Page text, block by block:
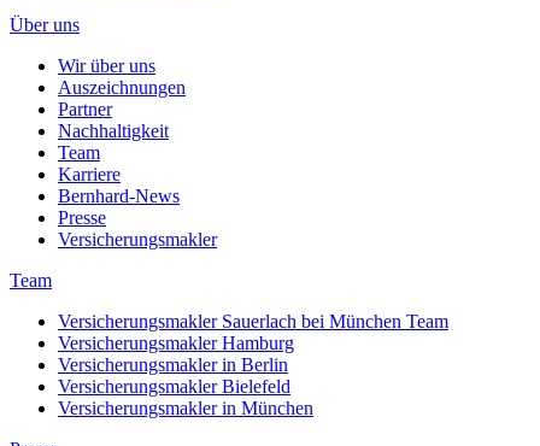
Über uns
Wir über uns
Auszeichnungen
Partner
Nachhaltigkeit
Team
Karriere
Bernhard-News
Presse
Versicherungsmakler
Team
Versicherungsmakler Sauerlach bei München Team
Versicherungsmakler Hamburg
Versicherungsmakler in Berlin
Versicherungsmakler Bielefeld
Versicherungsmakler in München